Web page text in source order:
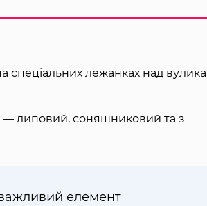
спеціальних лежанках над
— липовий, соняшниковий та з
елемент